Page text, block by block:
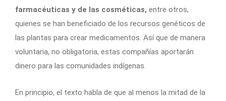
farmacéuticas y de las cosméticas, entre otros,
quienes se han beneficiado de los recursos genéticos de
las plantas para crear medicamentos. Así que de manera
voluntaria, no obligatoria, estas compañías aportarán
dinero para las comunidades indígenas.
En principio, el texto habla de que al menos la mitad de la